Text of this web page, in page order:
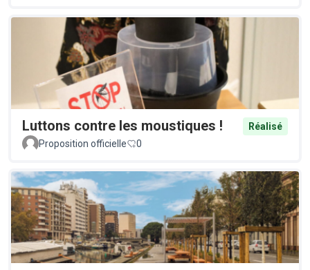
Luttons contre les moustiques !
Réalisé
Proposition officielle
0